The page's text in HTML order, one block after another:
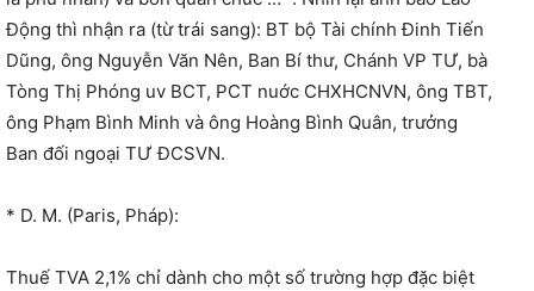
Động thì nhận ra (từ trái sang): BT bộ Tài chính Đinh Tiến
Dũng, ông Nguyễn Văn Nên, Ban Bí thư, Chánh VP TƯ, bà
Tòng Thị Phóng uv BCT, PCT nuớc CHXHCNVN, ông TBT,
ông Phạm Bình Minh và ông Hoàng Bình Quân, trưởng
Ban đối ngoại TƯ ĐCSVN.
* D. M. (Paris, Pháp):
Thuế TVA 2,1% chỉ dành cho một số trường hợp đặc biệt